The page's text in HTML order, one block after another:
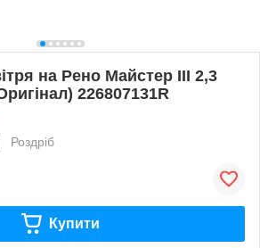
на Рено Майстер III 2,3
226807131R
Роздріб
Купити